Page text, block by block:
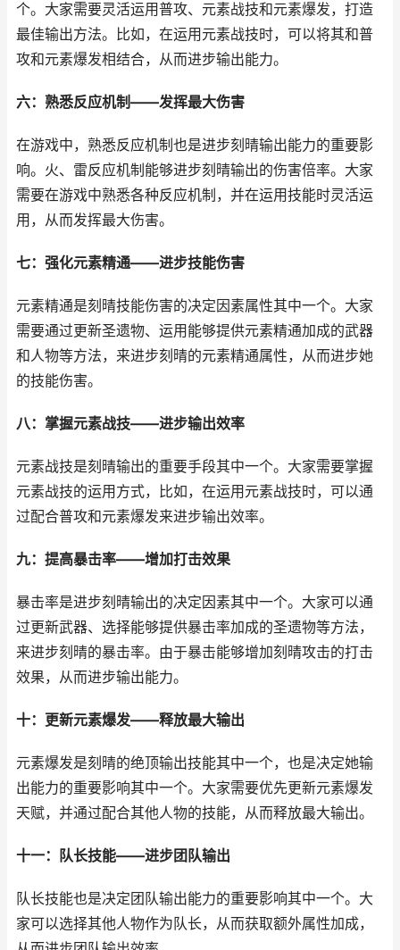
个。大家需要灵活运用普攻、元素战技和元素爆发，打造
最佳输出方法。比如，在运用元素战技时，可以将其和普
攻和元素爆发相结合，从而进步输出能力。
六：熟悉反应机制——发挥最大伤害
在游戏中，熟悉反应机制也是进步刻晴输出能力的重要影
响。火、雷反应机制能够进步刻晴输出的伤害倍率。大家
需要在游戏中熟悉各种反应机制，并在运用技能时灵活运
用，从而发挥最大伤害。
七：强化元素精通——进步技能伤害
元素精通是刻晴技能伤害的决定因素属性其中一个。大家
需要通过更新圣遗物、运用能够提供元素精通加成的武器
和人物等方法，来进步刻晴的元素精通属性，从而进步她
的技能伤害。
八：掌握元素战技——进步输出效率
元素战技是刻晴输出的重要手段其中一个。大家需要掌握
元素战技的运用方式，比如，在运用元素战技时，可以通
过配合普攻和元素爆发来进步输出效率。
九：提高暴击率——增加打击效果
暴击率是进步刻晴输出的决定因素其中一个。大家可以通
过更新武器、选择能够提供暴击率加成的圣遗物等方法，
来进步刻晴的暴击率。由于暴击能够增加刻晴攻击的打击
效果，从而进步输出能力。
十：更新元素爆发——释放最大输出
元素爆发是刻晴的绝顶输出技能其中一个，也是决定她输
出能力的重要影响其中一个。大家需要优先更新元素爆发
天赋，并通过配合其他人物的技能，从而释放最大输出。
十一：队长技能——进步团队输出
队长技能也是决定团队输出能力的重要影响其中一个。大
家可以选择其他人物作为队长，从而获取额外属性加成，